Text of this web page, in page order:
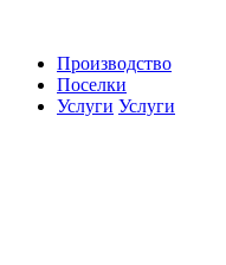
Производство
Поселки
Услуги Услуги